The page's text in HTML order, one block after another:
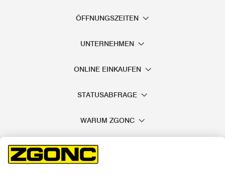
ÖFFNUNGSZEITEN
UNTERNEHMEN
ONLINE EINKAUFEN
STATUSABFRAGE
WARUM ZGONC